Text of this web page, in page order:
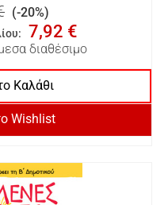
(-20%)
: 7,92 €
διαθέσιμο
Καλάθι
Wishlist